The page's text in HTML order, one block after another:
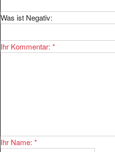
Was ist Negativ:
Ihr Kommentar: *
Ihr Name: *